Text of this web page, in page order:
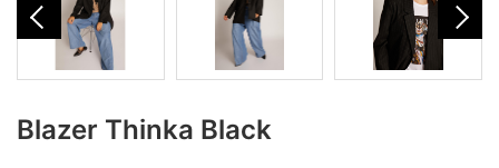
Blazer Thinka Black